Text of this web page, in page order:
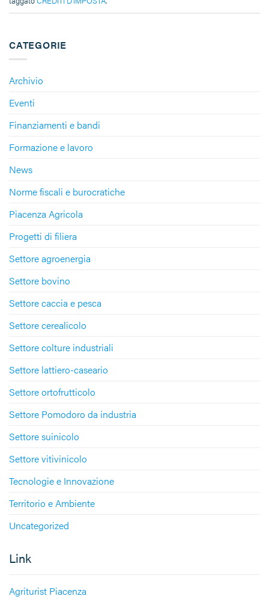
CATEGORIE
Archivio
Eventi
Finanziamenti e bandi
Formazione e lavoro
News
Norme fiscali e burocratiche
Piacenza Agricola
Progetti di filiera
Settore agroenergia
Settore bovino
Settore caccia e pesca
Settore cerealicolo
Settore colture industriali
Settore lattiero-caseario
Settore ortofrutticolo
Settore Pomodoro da industria
Settore suinicolo
Settore vitivinicolo
Tecnologie e Innovazione
Territorio e Ambiente
Uncategorized
Link
Agriturist Piacenza